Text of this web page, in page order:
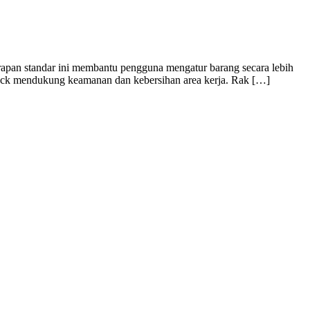
standar ini membantu pengguna mengatur barang secara lebih
mendukung keamanan dan kebersihan area kerja. Rak […]